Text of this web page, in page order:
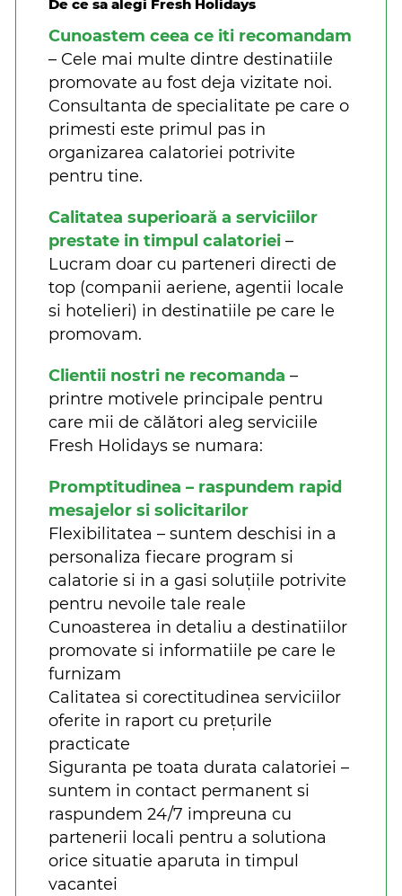
De ce sa alegi Fresh Holidays
Cunoastem ceea ce iti recomandam
– Cele mai multe dintre destinatiile
promovate au fost deja vizitate noi.
Consultanta de specialitate pe care o
primesti este primul pas in
organizarea calatoriei potrivite
pentru tine.
Calitatea superioară a serviciilor
prestate in timpul calatoriei –
Lucram doar cu parteneri directi de
top (companii aeriene, agentii locale
si hotelieri) in destinatiile pe care le
promovam.
Clientii nostri ne recomanda –
printre motivele principale pentru
care mii de călători aleg serviciile
Fresh Holidays se numara:
Promptitudinea – raspundem rapid
mesajelor si solicitarilor
Flexibilitatea – suntem deschisi in a
personaliza fiecare program si
calatorie si in a gasi soluțiile potrivite
pentru nevoile tale reale
Cunoasterea in detaliu a destinatiilor
promovate si informatiile pe care le
furnizam
Calitatea si corectitudinea serviciilor
oferite in raport cu prețurile
practicate
Siguranta pe toata durata calatoriei –
suntem in contact permanent si
raspundem 24/7 impreuna cu
partenerii locali pentru a solutiona
orice situatie aparuta in timpul
vacantei